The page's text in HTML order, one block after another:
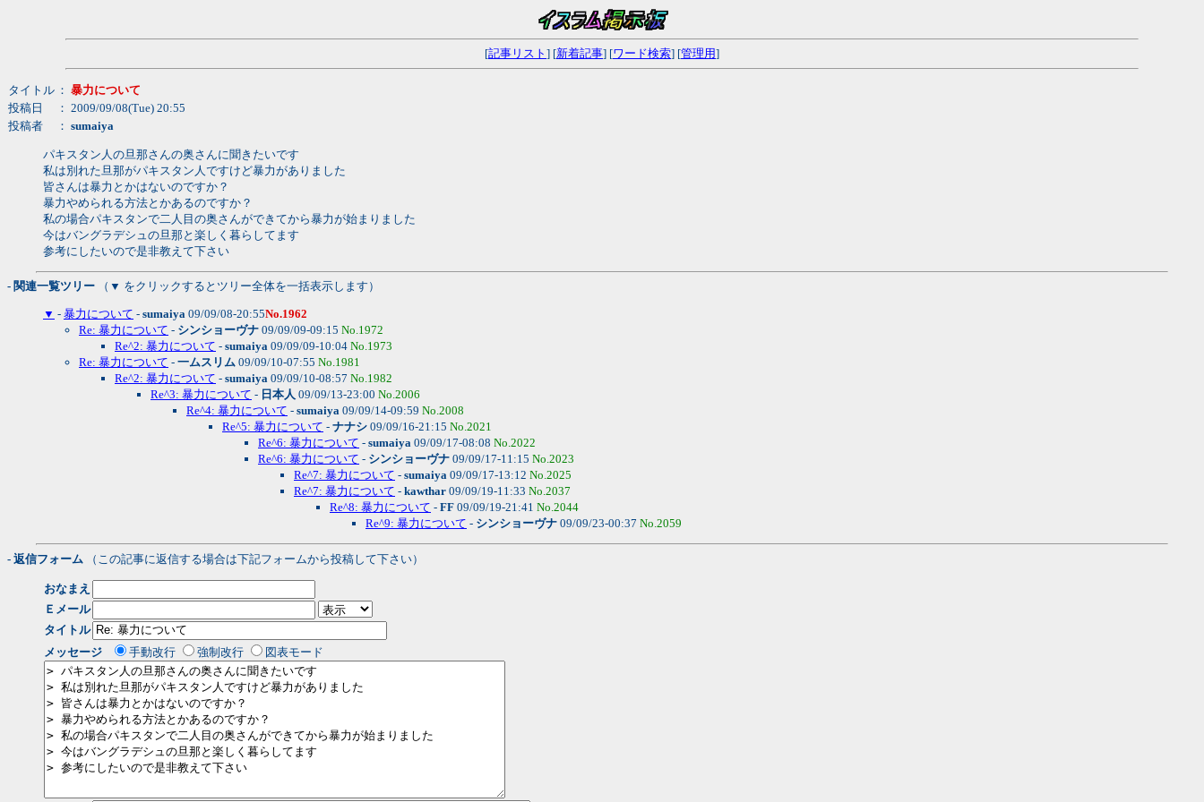
[記事リスト ] [新着記事] [ワード検索] [管理用]
タイトル ： 暴力について
投稿日
： 2009/09/08(Tue) 20:55
投稿者
： sumaiya
パキスタン人の旦那さんの奥さんに聞きたいです
私は別れた旦那がパキスタン人ですけど暴力がありました
皆さんは暴力とかはないのですか？
暴力やめられる方法とかあるのですか？
私の場合パキスタンで二人目の奥さんができてから暴力が始まりました
今はバングラデシュの旦那と楽しく暮らしてます
参考にしたいので是非教えて下さい
- 関連一覧ツリー （▼ をクリックするとツリー全体を一括表示します）
▼ - 暴力について - sumaiya 09/09/08-20:55No.1962
Re: 暴力について - シンショーヴナ 09/09/09-09:15 No.1972
Re^2: 暴力について - sumaiya 09/09/09-10:04 No.1973
Re: 暴力について - 一ムスリム 09/09/10-07:55 No.1981
Re^2: 暴力について - sumaiya 09/09/10-08:57 No.1982
Re^3: 暴力について - 日本人 09/09/13-23:00 No.2006
Re^4: 暴力について - sumaiya 09/09/14-09:59 No.2008
Re^5: 暴力について - ナナシ 09/09/16-21:15 No.2021
Re^6: 暴力について - sumaiya 09/09/17-08:08 No.2022
Re^6: 暴力について - シンショーヴナ 09/09/17-11:15 No.2023
Re^7: 暴力について - sumaiya 09/09/17-13:12 No.2025
Re^7: 暴力について - kawthar 09/09/19-11:33 No.2037
Re^8: 暴力について - FF 09/09/19-21:41 No.2044
Re^9: 暴力について - シンショーヴナ 09/09/23-00:37 No.2059
- 返信フォーム （この記事に返信する場合は下記フォームから投稿して下さい）
おなまえ
Ｅメール
タイトル
メッセージ
手動改行 強制改行 図表モード